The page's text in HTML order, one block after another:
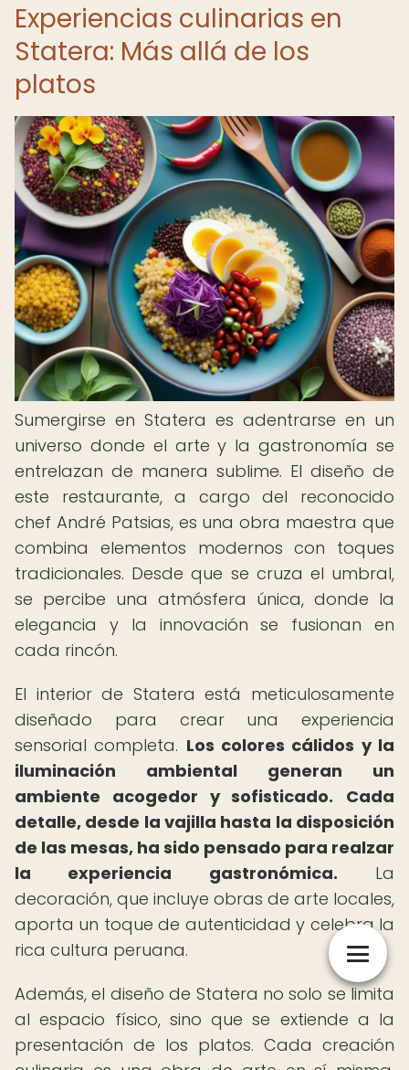
Experiencias culinarias en
Statera: Más allá de los
platos
Sumergirse en Statera es adentrarse en un
universo donde el arte y la gastronomía se
entrelazan de manera sublime. El diseño de
este restaurante, a cargo del reconocido
chef André Patsias, es una obra maestra que
combina elementos modernos con toques
tradicionales. Desde que se cruza el umbral,
se percibe una atmósfera única, donde la
elegancia y la innovación se fusionan en
cada rincón.
El interior de Statera está meticulosamente
diseñado para crear una experiencia
sensorial completa. Los colores cálidos y la
iluminación ambiental generan un
ambiente acogedor y sofisticado.
Cada
detalle, desde la vajilla hasta la disposición
de las mesas, ha sido pensado para realzar
la experiencia gastronómica. La
decoración, que incluye obras de arte locales,
aporta un toque de autenticidad y celebra la
rica cultura peruana.
Además, el diseño de Statera no solo se limita
al espacio físico, sino que se extiende a la
presentación de los platos. Cada creación